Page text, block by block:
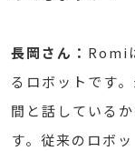
長岡さん： Romi
るロボットです
間と話している
す。従来のロボ